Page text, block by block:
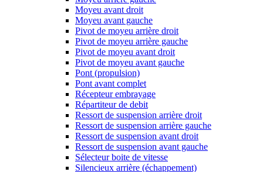
Moyeu avant droit
Moyeu avant gauche
Pivot de moyeu arrière droit
Pivot de moyeu arrière gauche
Pivot de moyeu avant droit
Pivot de moyeu avant gauche
Pont (propulsion)
Pont avant complet
Récepteur embrayage
Répartiteur de debit
Ressort de suspension arrière droit
Ressort de suspension arrière gauche
Ressort de suspension avant droit
Ressort de suspension avant gauche
Sélecteur boite de vitesse
Silencieux arrière (échappement)